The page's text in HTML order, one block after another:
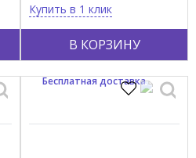
В КОРЗИНУ
Купить в 1 клик
Бесплатная доставка